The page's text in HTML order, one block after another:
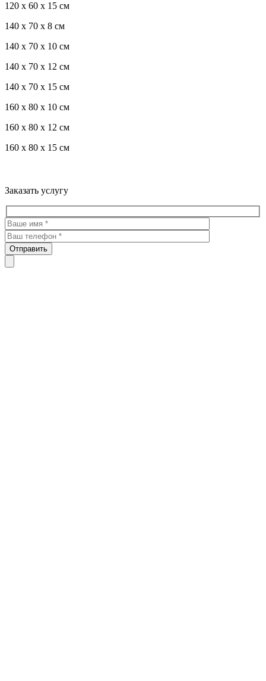
120 x 60 x 15 см
140 x 70 x 8 см
140 x 70 x 10 см
140 x 70 x 12 см
140 x 70 x 15 см
160 x 80 x 10 см
160 x 80 x 12 см
160 x 80 x 15 см
Заказать услугу